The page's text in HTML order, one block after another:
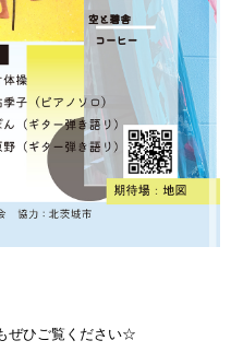
ぜひご覧ください☆